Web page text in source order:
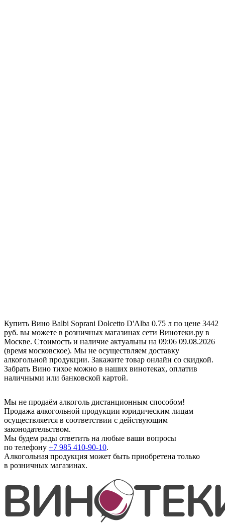
Купить Вино Balbi Soprani Dolcetto D'Alba 0.75 л по цене 3442
руб. вы можете в розничных магазинах сети Винотеки.ру в
Москве. Стоимость и наличие актуальны на 09:06 09.08.2026
(время московское). Мы не осуществляем доставку
алкогольной продукции. Закажите товар онлайн со скидкой.
Забрать Вино тихое можно в наших винотеках, оплатив
наличными или банковской картой.
Мы не продаём алкоголь дистанционным способом!
Продажа алкогольной продукции юридическим лицам
осуществляется в соответствии с действующим
законодательством.
Мы будем рады ответить на любые ваши вопросы
по телефону +7 985 410-90-10.
Алкогольная продукция может быть приобретена только
в розничных магазинах.